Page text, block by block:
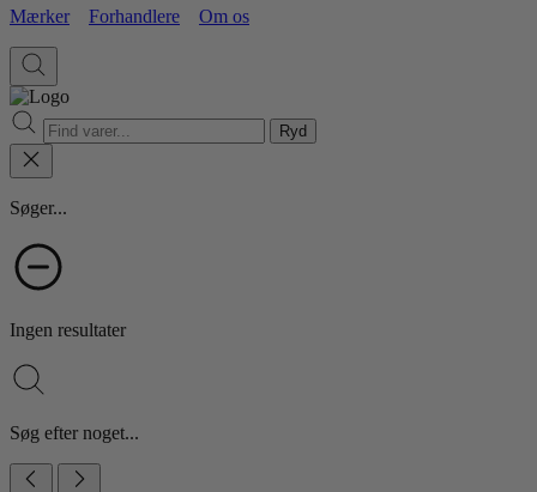
Mærker Forhandlere Om os
Ryd
Søger...
Ingen resultater
Søg efter noget...